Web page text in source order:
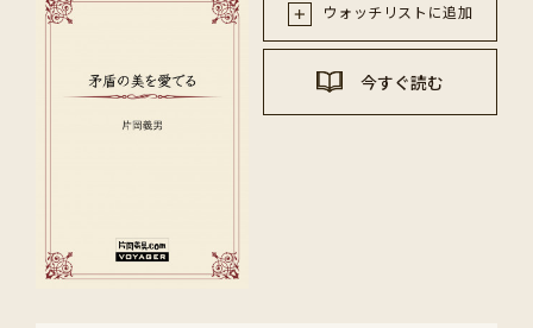
ウォッチリストに追加
今すぐ読む